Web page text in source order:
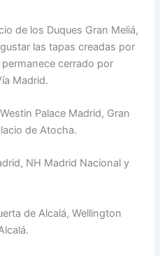
de los Duques Gran Meliá,
las tapas creadas por
cerrado por
Madrid.
Palace Madrid, Gran
de Atocha.
NH Madrid Nacional y
de Alcalá, Wellington